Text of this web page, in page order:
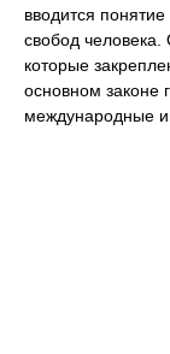
вводится
свобод
которые
основном законе
международные